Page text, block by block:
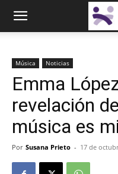
Música Noticias
Emma
revelación
música es
Por Susana Prieto - 17 de